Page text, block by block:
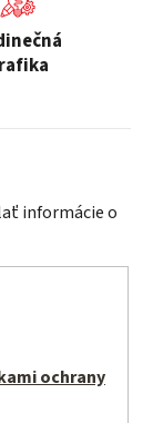
informácie o
ochrany